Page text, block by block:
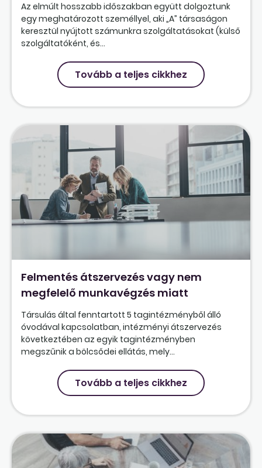
Az elmúlt hosszabb időszakban együtt dolgoztunk
egy meghatározott személlyel, aki „A” társaságon
keresztül nyújtott számunkra szolgáltatásokat (külső
szolgáltatóként, és...
Tovább a teljes cikkhez
Felmentés átszervezés vagy nem
megfelelő munkavégzés miatt
Társulás által fenntartott 5 tagintézményből álló
óvodával kapcsolatban, intézményi átszervezés
következtében az egyik tagintézményben
megszűnik a bölcsődei ellátás, mely...
Tovább a teljes cikkhez